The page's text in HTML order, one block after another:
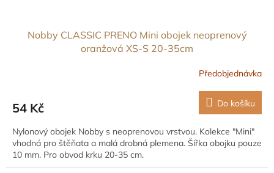
Nobby CLASSIC PRENO Mini obojek neoprenový
oranžová XS-S 20-35cm
Předobjednávka
54 Kč Do košíku
Nylonový obojek Nobby s neoprenovou vrstvou. Kolekce "Mini"
vhodná pro štěňata a malá drobná plemena. Šířka obojku pouze
10 mm. Pro obvod krku 20-35 cm.